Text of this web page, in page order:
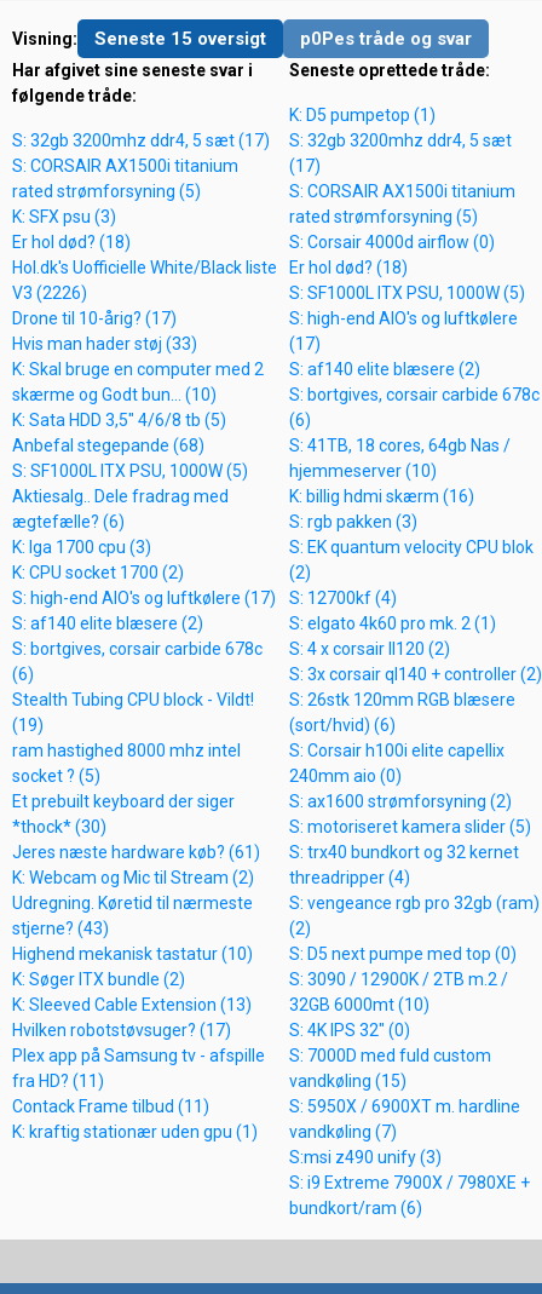
Visning: Seneste 15 oversigt p0Pes tråde og svar
Har afgivet sine seneste svar i
følgende tråde:
S: 32gb 3200mhz ddr4, 5 sæt (17)
S: CORSAIR AX1500i titanium
rated strømforsyning (5)
K: SFX psu (3)
Er hol død? (18)
Hol.dk's Uofficielle White/Black liste
V3 (2226)
Drone til 10-årig? (17)
Hvis man hader støj (33)
K: Skal bruge en computer med 2
skærme og Godt bun... (10)
K: Sata HDD 3,5" 4/6/8 tb (5)
Anbefal stegepande (68)
S: SF1000L ITX PSU, 1000W (5)
Aktiesalg.. Dele fradrag med
ægtefælle? (6)
K: lga 1700 cpu (3)
K: CPU socket 1700 (2)
S: high-end AIO's og luftkølere (17)
S: af140 elite blæsere (2)
S: bortgives, corsair carbide 678c
(6)
Stealth Tubing CPU block - Vildt!
(19)
ram hastighed 8000 mhz intel
socket ? (5)
Et prebuilt keyboard der siger
*thock* (30)
Jeres næste hardware køb? (61)
K: Webcam og Mic til Stream (2)
Udregning. Køretid til nærmeste
stjerne? (43)
Highend mekanisk tastatur (10)
K: Søger ITX bundle (2)
K: Sleeved Cable Extension (13)
Hvilken robotstøvsuger? (17)
Plex app på Samsung tv - afspille
fra HD? (11)
Contack Frame tilbud (11)
K: kraftig stationær uden gpu (1)
Seneste oprettede tråde:
K: D5 pumpetop (1)
S: 32gb 3200mhz ddr4, 5 sæt
(17)
S: CORSAIR AX1500i titanium
rated strømforsyning (5)
S: Corsair 4000d airflow (0)
Er hol død? (18)
S: SF1000L ITX PSU, 1000W (5)
S: high-end AIO's og luftkølere
(17)
S: af140 elite blæsere (2)
S: bortgives, corsair carbide 678c
(6)
S: 41TB, 18 cores, 64gb Nas /
hjemmeserver (10)
K: billig hdmi skærm (16)
S: rgb pakken (3)
S: EK quantum velocity CPU blok
(2)
S: 12700kf (4)
S: elgato 4k60 pro mk. 2 (1)
S: 4 x corsair ll120 (2)
S: 3x corsair ql140 + controller (2)
S: 26stk 120mm RGB blæsere
(sort/hvid) (6)
S: Corsair h100i elite capellix
240mm aio (0)
S: ax1600 strømforsyning (2)
S: motoriseret kamera slider (5)
S: trx40 bundkort og 32 kernet
threadripper (4)
S: vengeance rgb pro 32gb (ram)
(2)
S: D5 next pumpe med top (0)
S: 3090 / 12900K / 2TB m.2 /
32GB 6000mt (10)
S: 4K IPS 32" (0)
S: 7000D med fuld custom
vandkøling (15)
S: 5950X / 6900XT m. hardline
vandkøling (7)
S:msi z490 unify (3)
S: i9 Extreme 7900X / 7980XE +
bundkort/ram (6)